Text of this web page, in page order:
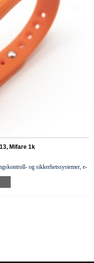
Mifare 1k
og sikkerhetssystemer, e-
fordi det er multifunksjonelt